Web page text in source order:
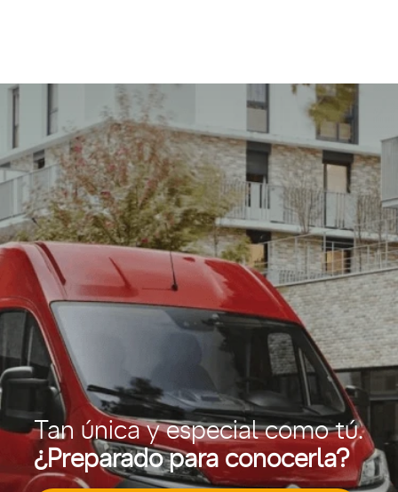
Tan única y especial como tú.
¿Preparado para conocerla?